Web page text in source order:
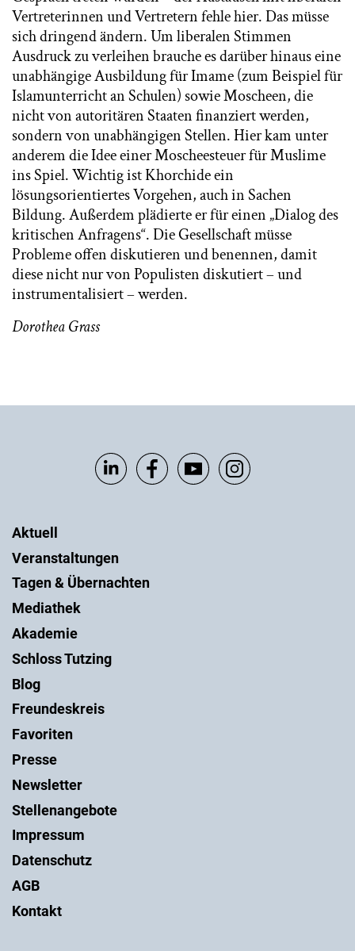
Vertreterinnen und Vertretern fehle hier. Das müsse
sich dringend ändern. Um liberalen Stimmen
Ausdruck zu verleihen brauche es darüber hinaus eine
unabhängige Ausbildung für Imame (zum Beispiel für
Islamunterricht an Schulen) sowie Moscheen, die
nicht von autoritären Staaten finanziert werden,
sondern von unabhängigen Stellen. Hier kam unter
anderem die Idee einer Moscheesteuer für Muslime
ins Spiel. Wichtig ist Khorchide ein
lösungsorientiertes Vorgehen, auch in Sachen
Bildung. Außerdem plädierte er für einen „Dialog des
kritischen Anfragens“. Die Gesellschaft müsse
Probleme offen diskutieren und benennen, damit
diese nicht nur von Populisten diskutiert – und
instrumentalisiert – werden.
Dorothea Grass
Aktuell
Veranstaltungen
Tagen & Übernachten
Mediathek
Akademie
Schloss Tutzing
Blog
Freundeskreis
Favoriten
Presse
Newsletter
Stellenangebote
Impressum
Datenschutz
AGB
Kontakt